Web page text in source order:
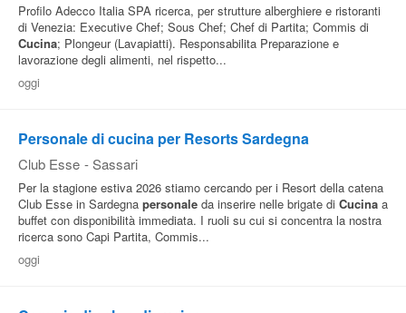
Area
Aziende
Profilo Adecco Italia SPA ricerca, per strutture alberghiere e ristoranti
di Venezia: Executive Chef; Sous Chef; Chef di Partita; Commis di
Cucina; Plongeur (Lavapiatti). Responsabilita Preparazione e
lavorazione degli alimenti, nel rispetto...
oggi
Personale di cucina per Resorts Sardegna
Club Esse - Sassari
Per la stagione estiva 2026 stiamo cercando per i Resort della catena
Club Esse in Sardegna personale da inserire nelle brigate di Cucina a
buffet con disponibilità immediata. I ruoli su cui si concentra la nostra
ricerca sono Capi Partita, Commis...
oggi